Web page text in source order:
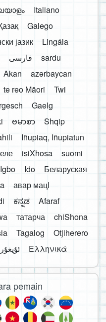
Italiano
Galego
јазик
Lingála
فارسی
sardu
Akan
azərbaycan
te reo Māori
Twi
Gaelg
ဗမာစာ
Shqip
Iñupiaq, Iñupiatun
isiXhosa
suomi
Ido
Беларуская
авар мацӀ
ಕನ್ನಡ
Afaraf
татарча
chiShona
Tagalog
Otjiherero
Ελληνικά
pemain